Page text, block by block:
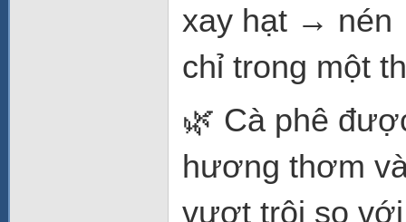
xay hạt → nén
chỉ trong một
🌿 Cà phê
hương thơm
vượt trội so